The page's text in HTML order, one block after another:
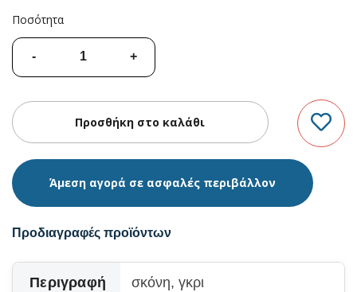
Ποσότητα
Άμεση αγορά σε ασφαλές περιβάλλον
Προδιαγραφές προϊόντων
Περιγραφή σκόνη, γκρι